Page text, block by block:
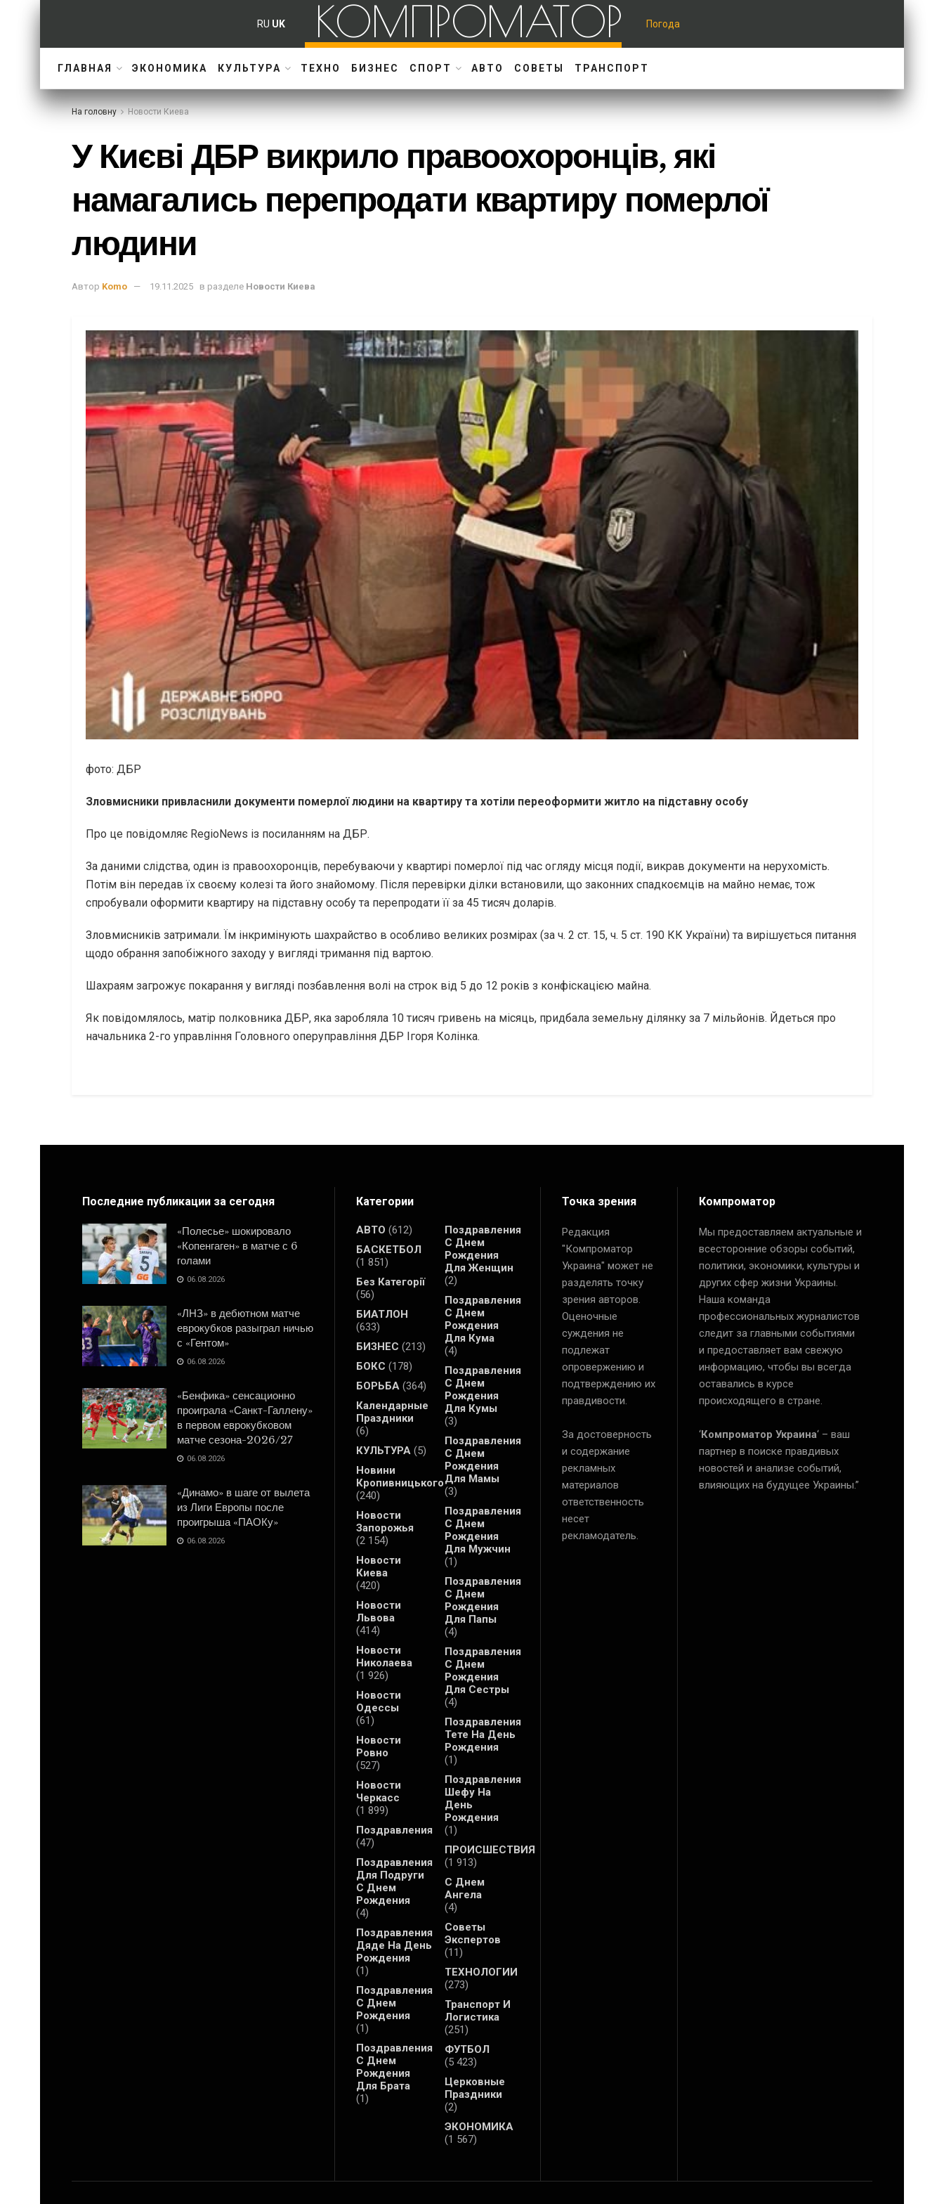
RU UK КОМПРОМАТОР Погода
ГЛАВНАЯ ЭКОНОМИКА КУЛЬТУРА ТЕХНО БИЗНЕС СПОРТ АВТО СОВЕТЫ ТРАНСПОРТ
На головну Новости Киева
У Києві ДБР викрило правоохоронців, які
намагались перепродати квартиру померлої
людини
Автор Komo 19.11.2025 в разделе Новости Киева
фото: ДБР
Зловмисники привласнили документи померлої людини на квартиру та хотіли переоформити житло на підставну особу
Про це повідомляє RegioNews із посиланням на ДБР.
За даними слідства, один із правоохоронців, перебуваючи у квартирі померлої під час огляду місця події, викрав документи на нерухомість.
Потім він передав їх своєму колезі та його знайомому. Після перевірки ділки встановили, що законних спадкоємців на майно немає, тож
спробували оформити квартиру на підставну особу та перепродати її за 45 тисяч доларів.
Зловмисників затримали. Їм інкримінують шахрайство в особливо великих розмірах (за ч. 2 ст. 15, ч. 5 ст. 190 КК України) та вирішується питання
щодо обрання запобіжного заходу у вигляді тримання під вартою.
Шахраям загрожує покарання у вигляді позбавлення волі на строк від 5 до 12 років з конфіскацією майна.
Як повідомлялось, матір полковника ДБР, яка заробляла 10 тисяч гривень на місяць, придбала земельну ділянку за 7 мільйонів. Йдеться про
начальника 2-го управління Головного оперуправління ДБР Ігоря Колінка.
Последние публикации за сегодня
«Полесье» шокировало
«Копенгаген» в матче с 6
голами
06.08.2026
«ЛНЗ» в дебютном матче
еврокубков разыграл ничью
с «Гентом»
06.08.2026
«Бенфика» сенсационно
проиграла «Санкт-Галлену»
в первом еврокубковом
матче сезона-2026/27
06.08.2026
«Динамо» в шаге от вылета
из Лиги Европы после
проигрыша «ПАОКу»
06.08.2026
Категории
АВТО (612)
БАСКЕТБОЛ
(1 851)
Без Категорії
(56)
БИАТЛОН
(633)
БИЗНЕС (213)
БОКС (178)
БОРЬБА (364)
Календарные
Праздники
(6)
КУЛЬТУРА (5)
Новини
Кропивницького
(240)
Новости
Запорожья
(2 154)
Новости
Киева
(420)
Новости
Львова
(414)
Новости
Николаева
(1 926)
Новости
Одессы
(61)
Новости
Ровно
(527)
Новости
Черкасс
(1 899)
Поздравления
(47)
Поздравления
Для Подруги
С Днем
Рождения
(4)
Поздравления
Дяде На День
Рождения
(1)
Поздравления
С Днем
Рождения
(1)
Поздравления
С Днем
Рождения
Для Брата
(1)
Поздравления
С Днем
Рождения
Для Женщин
(2)
Поздравления
С Днем
Рождения
Для Кума
(4)
Поздравления
С Днем
Рождения
Для Кумы
(3)
Поздравления
С Днем
Рождения
Для Мамы
(3)
Поздравления
С Днем
Рождения
Для Мужчин
(1)
Поздравления
С Днем
Рождения
Для Папы
(4)
Поздравления
С Днем
Рождения
Для Сестры
(4)
Поздравления
Тете На День
Рождения
(1)
Поздравления
Шефу На
День
Рождения
(1)
ПРОИСШЕСТВИЯ
(1 913)
С Днем
Ангела
(4)
Советы
Экспертов
(11)
ТЕХНОЛОГИИ
(273)
Транспорт И
Логистика
(251)
ФУТБОЛ
(5 423)
Церковные
Праздники
(2)
ЭКОНОМИКА
(1 567)
Точка зрения
Редакция
"Компроматор
Украина" может не
разделять точку
зрения авторов.
Оценочные
суждения не
подлежат
опровержению и
подтверждению их
правдивости.
За достоверность
и содержание
рекламных
материалов
ответственность
несет
рекламодатель.
Компроматор
Мы предоставляем актуальные и
всесторонние обзоры событий,
политики, экономики, культуры и
других сфер жизни Украины.
Наша команда
профессиональных журналистов
следит за главными событиями
и предоставляет вам свежую
информацию, чтобы вы всегда
оставались в курсе
происходящего в стране.
‘Компроматор Украина‘ – ваш
партнер в поиске правдивых
новостей и анализе событий,
влияющих на будущее Украины.”